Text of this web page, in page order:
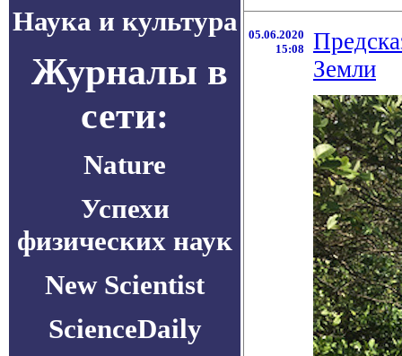
Наука и культура
Журналы в
сети:
Nature
Успехи
физических наук
New Scientist
ScienceDaily
05.06.2020
15:08
Земли